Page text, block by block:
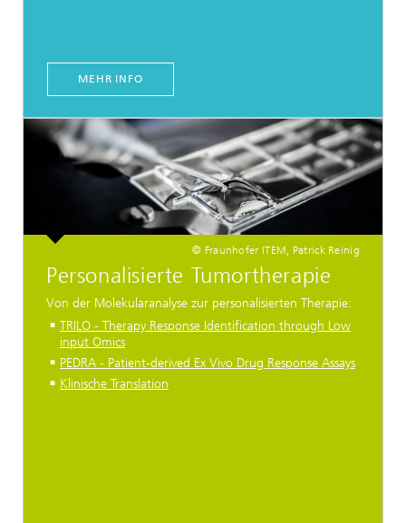
MEHR INFO
© Fraunhofer ITEM, Patrick Reinig
Personalisierte Tumortherapie
Von der Molekularanalyse zur personalisierten Therapie:
TRILO - Therapy Response Identification through Low
input Omics
PEDRA - Patient-derived Ex Vivo Drug Response Assays
Klinische Translation